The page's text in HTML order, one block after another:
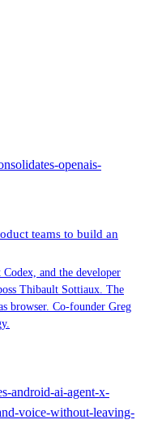
openais-
teams to build an
and the developer
Thibault Sottiaux. The
browser. Co-founder Greg
android-ai-agent-x-
voice-without-leaving-